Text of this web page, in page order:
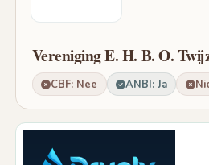
Vereniging E. H. B. O.
CBF: Nee ANBI: Ja